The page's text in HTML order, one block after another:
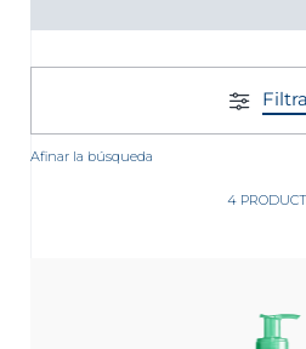
Afinar la búsqueda
4